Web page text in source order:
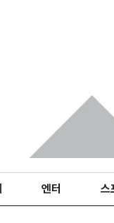
엔터 스